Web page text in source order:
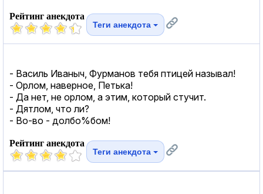
Рейтинг анекдота
Теги анекдота
- Василь Иваныч, Фурманов тебя птицей называл!
- Орлом, наверное, Петька!
- Да нет, не орлом, а этим, который стучит.
- Дятлом, что ли?
- Во-во - долбо%бом!
Рейтинг анекдота
Теги анекдота